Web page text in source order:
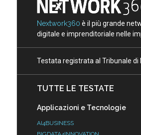
Nextwork360 è il più grande
digitale e imprenditoriale nelle
Testata registrata al Tribunale
TUTTE LE TESTATE
Applicazioni e Tecnologie
AI4BUSINESS